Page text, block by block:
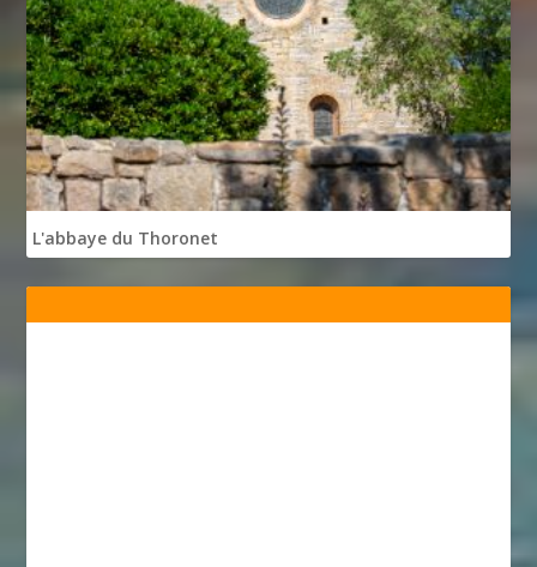
L'abbaye du Thoronet